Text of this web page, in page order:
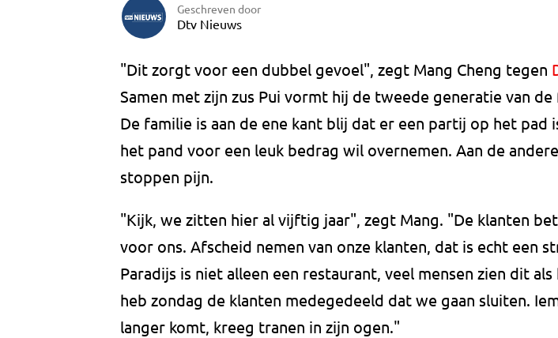
Geschreven door
Dtv Nieuws
"Dit zorgt voor een dubbel gevoel", zegt Mang Cheng tegen
Samen met zijn zus Pui vormt hij de tweede generatie van de
De familie is aan de ene kant blij dat er een partij op het pad
het pand voor een leuk bedrag wil overnemen. Aan de
stoppen pijn.
"Kijk, we zitten hier al vijftig jaar", zegt Mang. "De klanten
voor ons. Afscheid nemen van onze klanten, dat is echt een
Paradijs is niet alleen een restaurant, veel mensen zien dit als
heb zondag de klanten medegedeeld dat we gaan sluiten.
langer komt, kreeg tranen in zijn ogen."